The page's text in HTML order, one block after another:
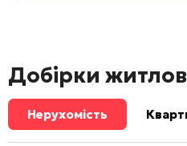
Добірки
Нерухомість